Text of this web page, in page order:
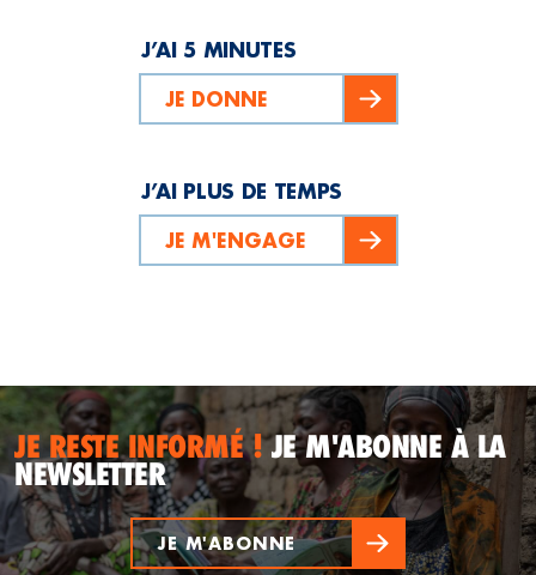
J’AI 5 MINUTES
JE DONNE
J’AI PLUS DE TEMPS
JE M'ENGAGE
JE RESTE INFORMÉ !JE M'ABONNE À LA
NEWSLETTER
JE M'ABONNE